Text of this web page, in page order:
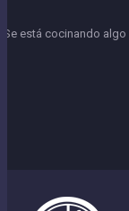
Se está cocinando